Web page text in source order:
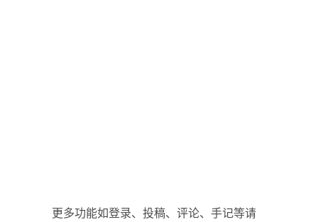
更多功能如登录、投稿、评论、手记等请